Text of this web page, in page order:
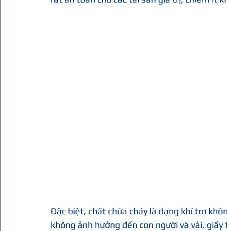
Đặc biệt, chất chữa cháy là dạng khí trơ
không ảnh hưởng đến con người và vải,